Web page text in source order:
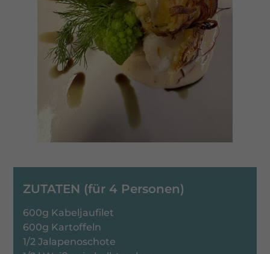
ZUTATEN (für 4 Personen)
600g Kabeljaufilet
600g Kartoffeln
1/2 Jalapenoschote